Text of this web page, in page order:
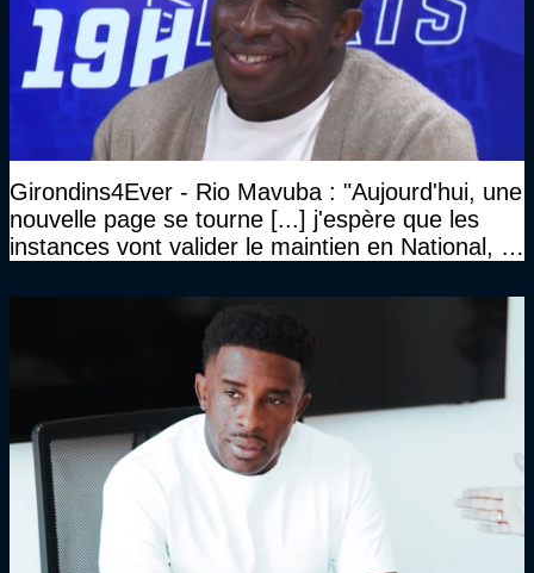
Girondins4Ever - Rio Mavuba : "Aujourd'hui, une
nouvelle page se tourne [...] j'espère que les
instances vont valider le maintien en National, et
haut niveau"